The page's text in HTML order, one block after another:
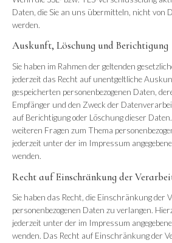
Daten, die Sie an uns übermitteln, nicht von
werden.
Auskunft, Löschung und Berichtigung
Sie haben im Rahmen der geltenden
jederzeit das Recht auf unentgeltliche
gespeicherten personenbezogenen Daten,
Empfänger und den Zweck der
auf Berichtigung oder Löschung dieser
weiteren Fragen zum Thema
jederzeit unter der im Impressum
wenden.
Recht auf Einschränkung der
Sie haben das Recht, die Einschränkung der
personenbezogenen Daten zu verlangen.
jederzeit unter der im Impressum
wenden. Das Recht auf Einschränkung der